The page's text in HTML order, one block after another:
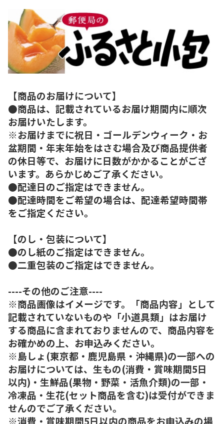
【商品のお届けについて】
●商品は、記載されているお届け期間内に順次
お届けいたします。
※お届けまでに祝日・ゴールデンウィーク・お
盆期間・年末年始をはさむ場合及び商品提供者
の休日等で、お届けに日数がかかることがござ
います。あらかじめご了承ください。
●配達日のご指定はできません。
●配達時間をご希望の場合は、配達希望時間帯
をご指定ください。
【のし・包装について】
●のし紙のご指定はできません。
●二重包装のご指定はできません。
----その他のご注意----
※商品画像はイメージです。「商品内容」として
記載されていないものや「小道具類」はお届け
する商品に含まれておりませんので、商品内容を
お確かめの上、お申込みください。
※島しょ(東京都・鹿児島県・沖縄県)の一部への
お届けについては、生もの(消費・賞味期間5日
以内)・生鮮品(果物・野菜・活魚介類)の一部・
冷凍品・生花(セット商品を含む)は受付ができま
せんのでご了承ください。
※消費・賞味期間5日以内の商品をお申込みの場